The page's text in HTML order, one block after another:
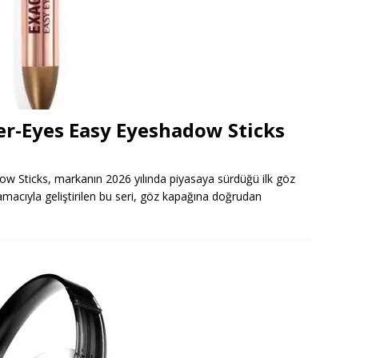
Easy Eyeshadow Sticks
Sticks, markanın 2026 yılında piyasaya sürdüğü ilk göz
geliştirilen bu seri, göz kapağına doğrudan